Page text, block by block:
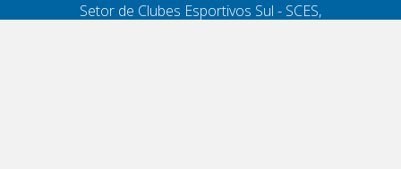
Setor de Clubes Esportivos Sul - SCES,